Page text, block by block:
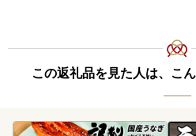
この返礼品を見た人は、こ